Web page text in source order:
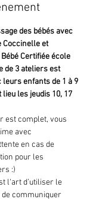
des bébés avec
Coccinelle et
Certifiée école
de 3 ateliers est
enfants de 1 à 9
les jeudis 10, 17
est complet, vous
avec
en cas de
pour les
:)
l‘art d’utiliser le
communiquer